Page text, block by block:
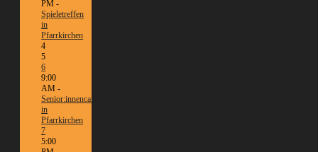
PM -
Spieletreffen
in
Pfarrkirchen
4
5
6
9:00
AM -
Senior:innencafé
in
Pfarrkirchen
7
5:00